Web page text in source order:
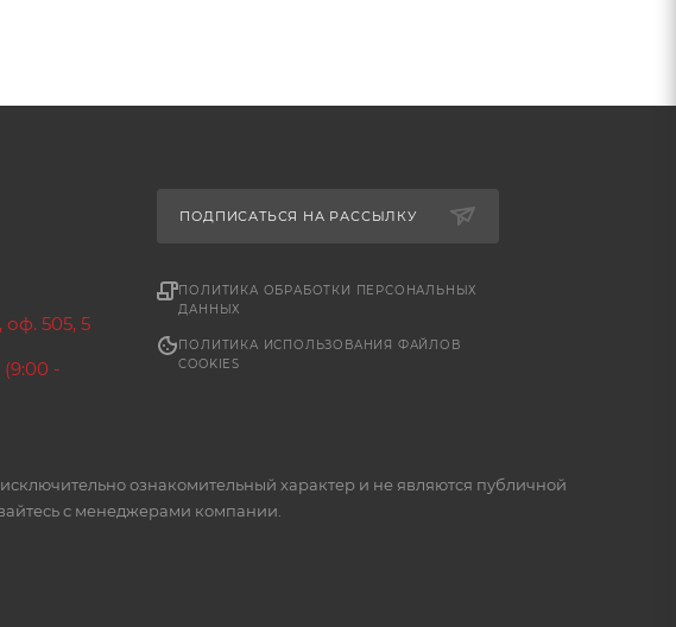
505, 5
-
ПОДПИСАТЬСЯ НА РАССЫЛКУ
ПОЛИТИКА ОБРАБОТКИ ПЕРСОНАЛЬНЫХ
ДАННЫХ
ПОЛИТИКА ИСПОЛЬЗОВАНИЯ ФАЙЛОВ
COOKIES
ознакомительный характер и не являются публичной
с менеджерами компании.